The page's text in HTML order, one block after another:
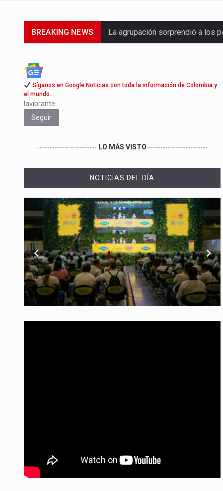
BREAKING NEWS La agrupación sorprendió a los
Barranquilla ya tiene todo listo
La Red Pro, integrada por 14
El dúo bogotano presenta una
La colaboración, inspirada en
La comedia romántica escrita y
La poeta, cantante,
El nuevo sello discográfico fue
El Grupo Planeta presenta una
Síganos en Google Noticias con toda la información de Colombia y
el mundo.
lavibrante
Seguir
------------------------ LO MÁS VISTO ------------------------
NOTICIAS DEL DÍA